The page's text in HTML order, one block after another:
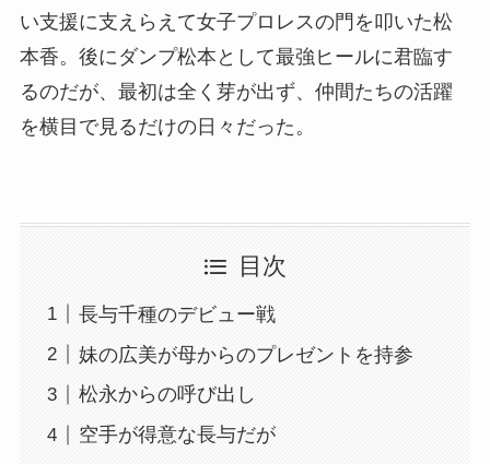
い支援に支えらえて女子プロレスの門を叩いた松
本香。後にダンプ松本として最強ヒールに君臨す
るのだが、最初は全く芽が出ず、仲間たちの活躍
を横目で見るだけの日々だった。
目次
長与千種のデビュー戦
妹の広美が母からのプレゼントを持参
松永からの呼び出し
空手が得意な長与だが